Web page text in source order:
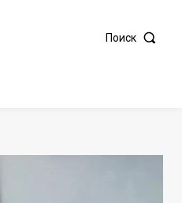
Поиск